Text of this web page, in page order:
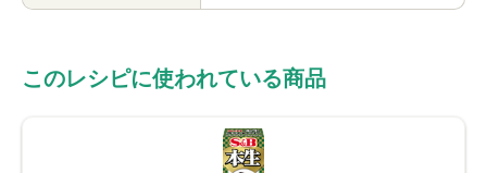
このレシピに使われている商品